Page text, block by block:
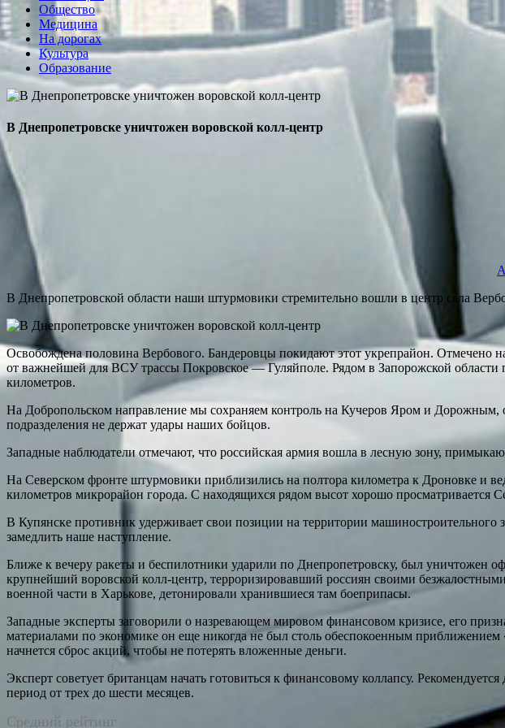
Общество
Медицина
На дорогах
Культура
Образование
В Днепропетровске уничтожен воровской колл-центр
В Днепропетровской области наши штурмовики стремительно вошли в центр села
Освобождена половина Вербового. Бандеровцы покидают этот укрепрайон. Отмечено
от важнейшей для ВСУ трассы Покровское — Гуляйполе. Рядом в Запорожской
километров.
На Добропольском направление мы сохраняем контроль на Кучеров Яром и
подразделения не держат удары наших бойцов.
Западные наблюдатели отмечают, что российская армия вошла в лесную зону,
На Северском фронте штурмовики приблизились на полтора километра к Дроновке
километров микрорайон города. С находящихся рядом высот хорошо просматривается
В Купянске противник удерживает свои позиции на территории
замедлить наше наступление.
Ближе к вечеру ракеты и беспилотники ударили по Днепропетровску, был уничтожен
крупнейший воровской колл-центр, терроризировавший россиян своими
военной части в Харькове, детонировали хранившиеся там боеприпасы.
Западные эксперты заговорили о назревающем мировом финансовом кризисе, его
материалами по экономике он еще никогда не был столь обеспокоенным
начнется сброс акций, чтобы не потерять вложенные деньги.
Эксперт советует британцам начать готовиться к финансовому коллапсу.
период от трех до шести месяцев.
Средний рейтинг